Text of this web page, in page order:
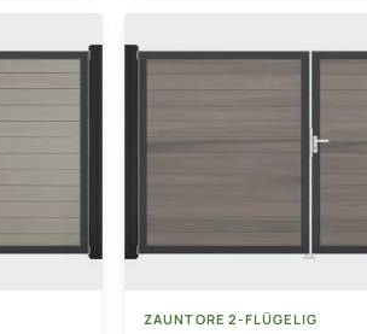
ZAUNTORE 2-FLÜGELIG